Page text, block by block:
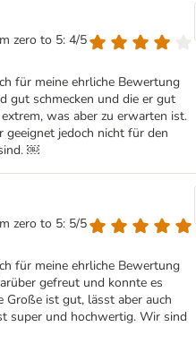
zero to 5: 4/5
für meine ehrliche Bewertung
gut schmecken und die er gut
was aber zu erwarten ist.
jedoch nicht für den
￼
zero to 5: 5/5
für meine ehrliche Bewertung
gefreut und konnte es
Große ist gut, lässt aber auch
super und hochwertig. Wir sind